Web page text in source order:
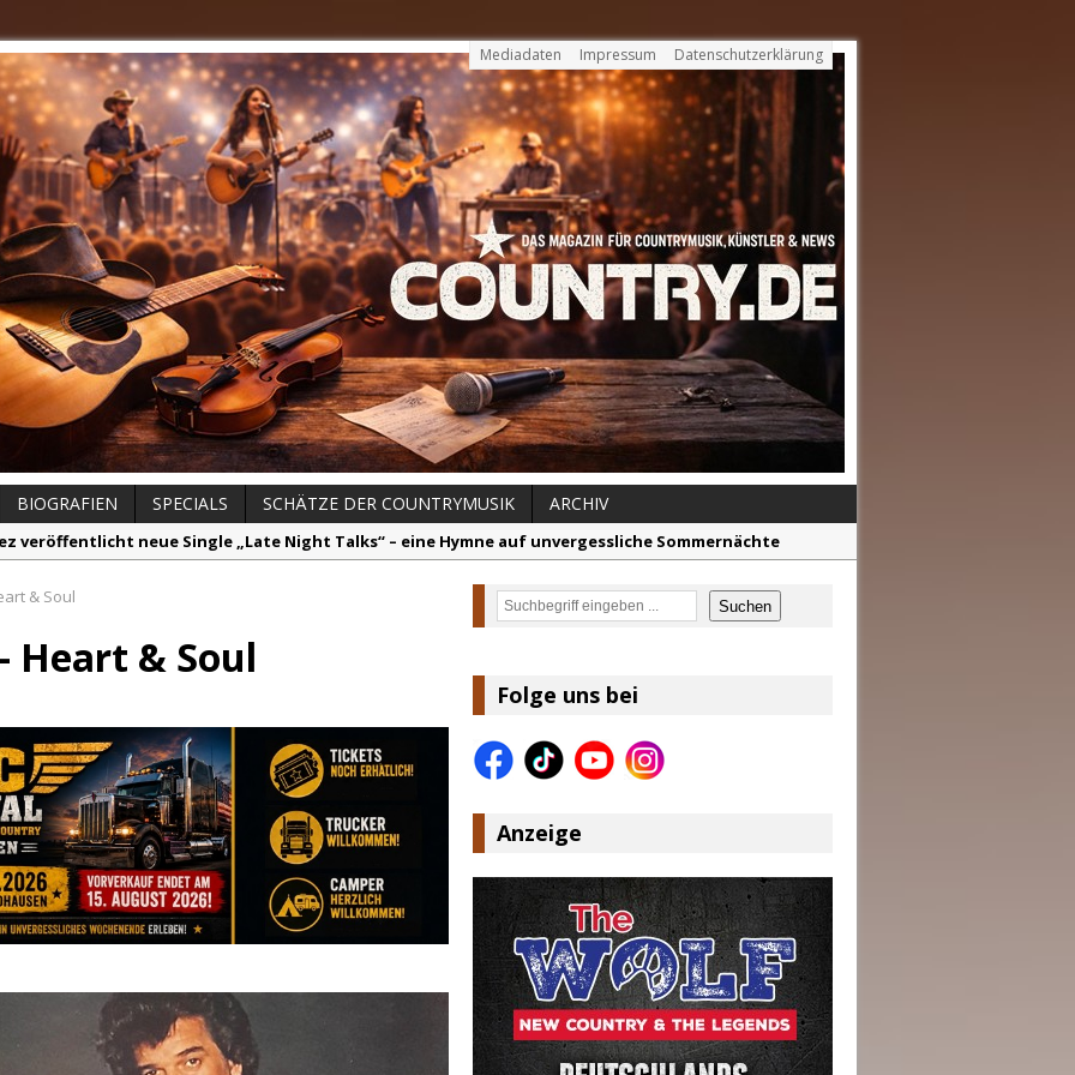
Mediadaten Impressum Datenschutzerklärung
BIOGRAFIEN SPECIALS SCHÄTZE DER COUNTRYMUSIK
ARCHIV
veröffentlicht neue Single „Late Night Talks“ – eine Hymne auf unvergessliche Sommernächte
für Euer Vertrauen: Country.de erreicht täglich rund 10.000 Leser
Musgraves entführt Fans mit neuem Video zu „Mexico Honey“
Faith mit brandneuem Musikvideo zu „Pearl Handled Pistol“
Langley schreibt Musikgeschichte: „Choosin‘ Texas“ gehört zu den größten Hits aller Zeiten
& Soul
Heart & Soul
Suchen Suchen
Folge uns bei
Anzeige